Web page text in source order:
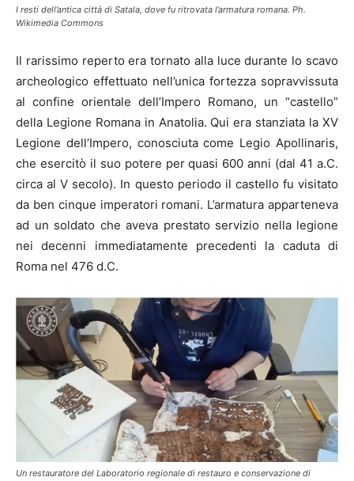
I resti dell’antica città di Satala, dove fu ritrovata l’armatura romana. Ph.
Wikimedia Commons
Il rarissimo reperto era tornato alla luce durante lo scavo
archeologico effettuato nell’unica fortezza sopravvissuta
al confine orientale dell’Impero Romano, un “castello”
della Legione Romana in Anatolia. Qui era stanziata la XV
Legione dell’Impero, conosciuta come Legio Apollinaris,
che esercitò il suo potere per quasi 600 anni (dal 41 a.C.
circa al V secolo). In questo periodo il castello fu visitato
da ben cinque imperatori romani. L’armatura apparteneva
ad un soldato che aveva prestato servizio nella legione
nei decenni immediatamente precedenti la caduta di
Roma nel 476 d.C.
Un restauratore del Laboratorio regionale di restauro e conservazione di